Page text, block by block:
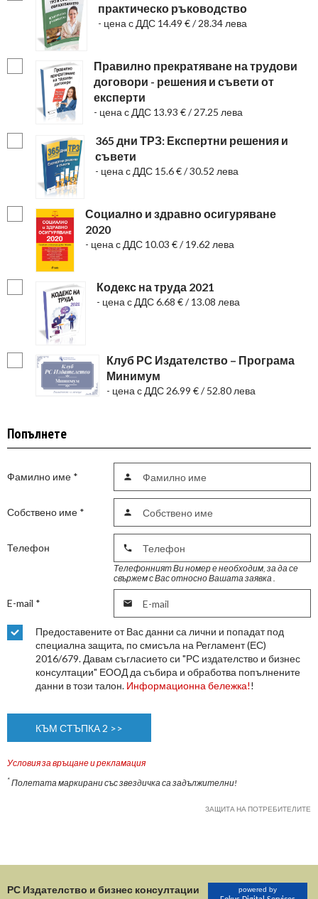
практическо ръководство
- цена с ДДС 14.49 € / 28.34 лева
Правилно прекратяване на трудови
договори - решения и съвети от
експерти
- цена с ДДС 13.93 € / 27.25 лева
365 дни ТРЗ: Експертни решения и
съвети
- цена с ДДС 15.6 € / 30.52 лева
Социално и здравно осигуряване
2020
- цена с ДДС 10.03 € / 19.62 лева
Кодекс на труда 2021
- цена с ДДС 6.68 € / 13.08 лева
Клуб РС Издателство – Програма
Минимум
- цена с ДДС 26.99 € / 52.80 лева
Попълнете
Фамилно име * 
Собствено име * 
Телефон 
Телефонният Ви номер е необходим, за да се
свържем с Вас относно Вашата заявка .
E-mail * 
Предоставените от Вас данни са лични и попадат под
специална защита, по смисъла на Регламент (ЕС)
2016/679. Давам съгласието си "РС издателство и бизнес
консултации" ЕООД да събира и обработва попълнените
данни в този талон. Информационна бележка!!
Условия за връщане и рекламация
*Полетата маркирани със звездичка са задължителни!
ЗАЩИТА НА ПОТРЕБИТЕЛИТЕ
powered by
РС Издателство и бизнес консултации